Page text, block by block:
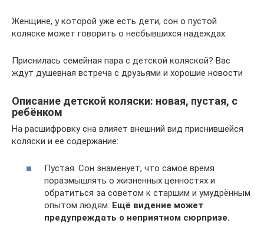
Женщине, у которой уже есть дети, сон о пустой
коляске может говорить о несбывшихся надеждах.
Приснилась семейная пара с детской коляской? Вас
ждут душевная встреча с друзьями и хорошие новости
Описание детской коляски: новая, пустая, с
ребёнком
На расшифровку сна влияет внешний вид приснившейся
коляски и её содержание:
Пустая. Сон знаменует, что самое время
поразмышлять о жизненных ценностях и
обратиться за советом к старшим и умудрённым
опытом людям. Ещё видение может
предупреждать о неприятном сюрпризе.